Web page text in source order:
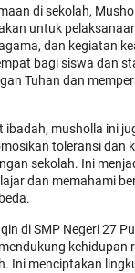
di sekolah,
untuk
dan kegiatan
bagi siswa dan
Tuhan dan
ibadah, musholla ini
toleransi dan
sekolah. Ini
dan memahami
di SMP Negeri 27
kehidupan
Ini menciptakan